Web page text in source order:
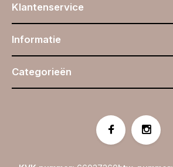
Klantenservice
Informatie
Categorieën